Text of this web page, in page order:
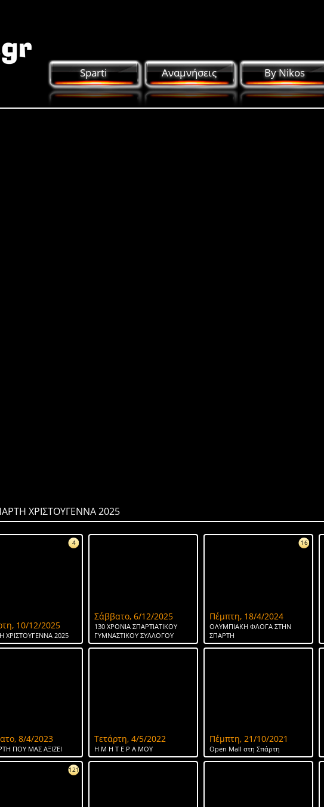
Sparti Αναμνήσεις By Nikos
ΧΡΙΣΤΟΥΓΕΝΝΑ 2025
4
10/12/2025
ΧΡΙΣΤΟΥΓΕΝΝΑ 2025
Σάββατο, 6/12/2025
130 ΧΡΟΝΙΑ ΣΠΑΡΤΙΑΤΙΚΟΥ
ΓΥΜΝΑΣΤΙΚΟΥ ΣΥΛΛΟΓΟΥ
16
Πέμπτη, 18/4/2024
ΟΛΥΜΠΙΑΚΗ ΦΛΟΓΑ ΣΤΗΝ
ΣΠΑΡΤΗ
8/4/2023
ΠΟΥ ΜΑΣ ΑΞΙΖΕΙ
Τετάρτη, 4/5/2022
Η Μ Η Τ Ε Ρ Α ΜΟΥ
Πέμπτη, 21/10/2021
Open Mall στη Σπάρτη
121